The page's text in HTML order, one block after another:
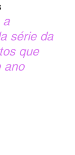
a
série da
que
ano